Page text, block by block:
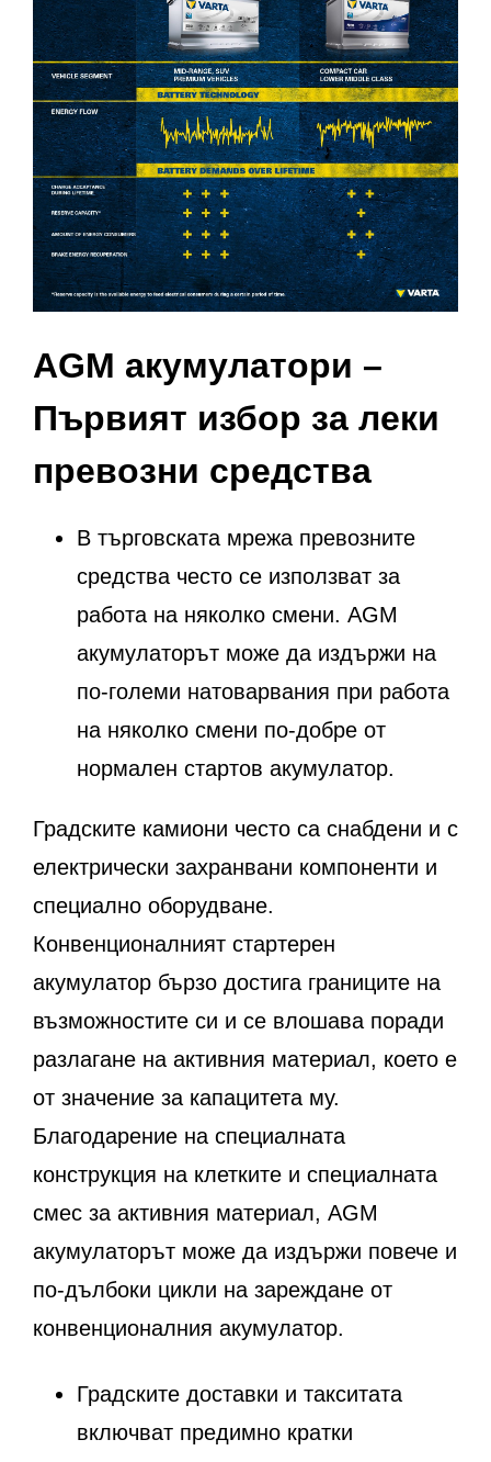
AGM акумулатори –
Първият избор за леки
превозни средства
В търговската мрежа превозните
средства често се използват за
работа на няколко смени. AGM
акумулаторът може да издържи на
по-големи натоварвания при работа
на няколко смени по-добре от
нормален стартов акумулатор.
Градските камиони често са снабдени и с
електрически захранвани компоненти и
специално оборудване.
Конвенционалният стартерен
акумулатор бързо достига границите на
възможностите си и се влошава поради
разлагане на активния материал, което е
от значение за капацитета му.
Благодарение на специалната
конструкция на клетките и специалната
смес за активния материал, AGM
акумулаторът може да издържи повече и
по-дълбоки цикли на зареждане от
конвенционалния акумулатор.
Градските доставки и такситата
включват предимно кратки